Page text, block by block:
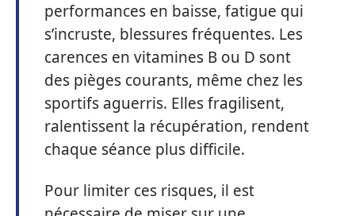
performances en baisse, fatigue qui
s’incruste, blessures fréquentes. Les
carences en vitamines B ou D sont
des pièges courants, même chez les
sportifs aguerris. Elles fragilisent,
ralentissent la récupération, rendent
chaque séance plus difficile.
Pour limiter ces risques, il est